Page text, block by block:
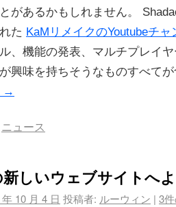
があるかもしれません。
た KaMリメイクのYoutubeチャ
、機能の発表、マルチプレイ
興味を持ちそうなものすべて
→
ニュース
しいウェブサイトへ
10 月 4 日 投稿者: ルーウィン | 3